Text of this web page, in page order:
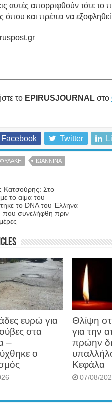
αυτές απορριφθούν τότε το
όπου και πρέπει να
το EPIRUSJOURNAL στο
Facebook Twitter
ΙΩΑΝΝΙΝΑ
Κατσούρης: Στο
με το αίμα του
το DNA του Έλληνα
συνελήφθη πριν
ευρώ για
στα
–
ο
Θλίψη
για την
πρώην
Κεφάλα
07/08/